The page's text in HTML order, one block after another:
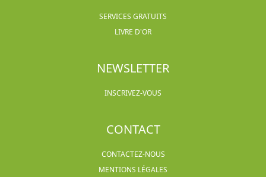
SERVICES GRATUITS
LIVRE D'OR
NEWSLETTER
INSCRIVEZ-VOUS
CONTACT
CONTACTEZ-NOUS
MENTIONS LÉGALES